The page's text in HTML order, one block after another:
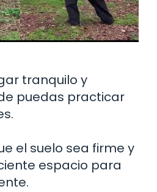
tranquilo y
puedas practicar
el suelo sea firme y
espacio para